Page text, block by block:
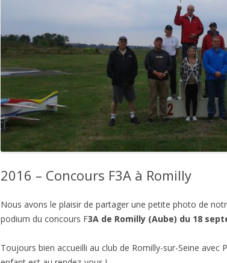
2016 – Concours F3A à Romilly
Nous avons le plaisir de partager une petite photo de
podium du concours F3A de Romilly (Aube) du 18
Toujours bien accueilli au club de Romilly-sur-Seine avec